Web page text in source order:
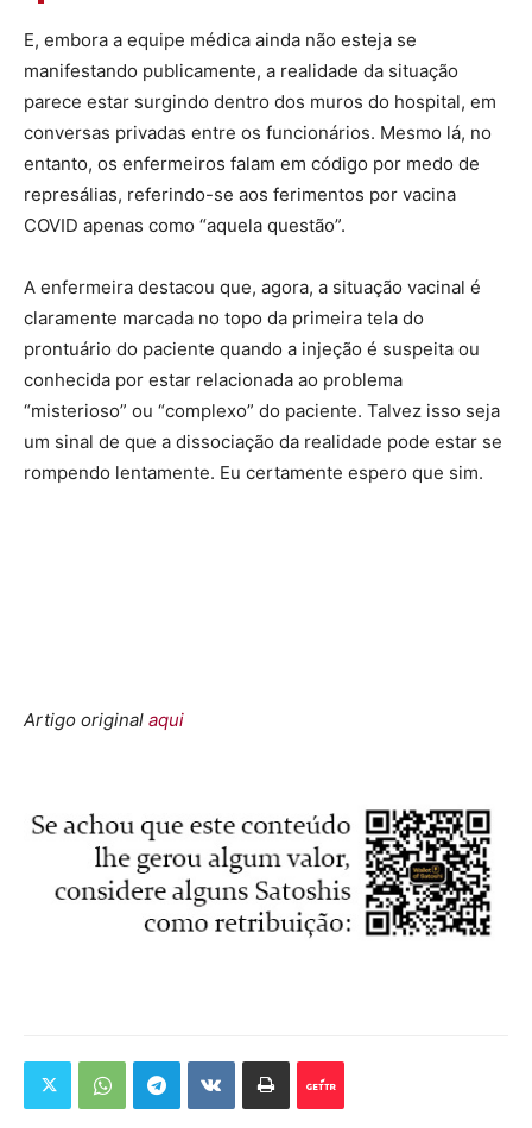
E, embora a equipe médica ainda não esteja se
manifestando publicamente, a realidade da situação
parece estar surgindo dentro dos muros do hospital, em
conversas privadas entre os funcionários. Mesmo lá, no
entanto, os enfermeiros falam em código por medo de
represálias, referindo-se aos ferimentos por vacina
COVID apenas como “aquela questão”.
A enfermeira destacou que, agora, a situação vacinal é
claramente marcada no topo da primeira tela do
prontuário do paciente quando a injeção é suspeita ou
conhecida por estar relacionada ao problema
“misterioso” ou “complexo” do paciente. Talvez isso seja
um sinal de que a dissociação da realidade pode estar se
rompendo lentamente. Eu certamente espero que sim.
Artigo original aqui